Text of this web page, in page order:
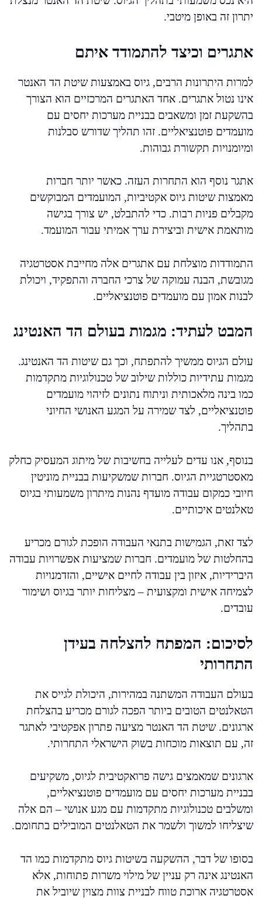
יתרון זה באופן מיטבי.
אתגרים וכיצד להתמודד איתם
למרות היתרונות הרבים, גיוס באמצעות שיטת הד האנטר
אינו נטול אתגרים. אחד האתגרים המרכזיים הוא הצורך
בהשקעת זמן ומשאבים בבניית מערכות יחסים עם
מועמדים פוטנציאליים. זהו תהליך שדורש סבלנות
ומיומנויות תקשורת גבוהות.
אתגר נוסף הוא התחרות העזה. כאשר יותר חברות
מאמצות שיטות גיוס אקטיביות, המועמדים המבוקשים
מקבלים פניות רבות. כדי להתבלט, יש צורך בגישה
מותאמת אישית וביצירת ערך אמיתי עבור המועמד.
התמודדות מוצלחת עם אתגרים אלה מחייבת אסטרטגיה
מגובשת, הבנה עמוקה של צרכי החברה והתפקיד, ויכולת
לבנות אמון עם מועמדים פוטנציאליים.
המבט לעתיד: מגמות בעולם הד האנטינג
עולם הגיוס ממשיך להתפתח, וכך גם שיטות הד האנטינג.
מגמות עתידיות כוללות שילוב של טכנולוגיות מתקדמות
כמו בינה מלאכותית וניתוח נתונים לזיהוי מועמדים
פוטנציאליים, לצד שמירה על המגע האנושי החיוני
בתהליך.
בנוסף, אנו עדים לעלייה בחשיבות של מיתוג המעסיק כחלק
מאסטרטגיית הגיוס. חברות שמשקיעות בבניית מוניטין
חיובי כמקום עבודה מועדף נהנות מיתרון משמעותי בגיוס
טאלנטים איכותיים.
לצד זאת, הגמישות בתנאי העבודה הופכת לגורם מכריע
בהחלטות של מועמדים. חברות שמציעות אפשרויות עבודה
היברידיות, איזון בין עבודה לחיים אישיים, והזדמנויות
לצמיחה אישית ומקצועית – מצליחות יותר בגיוס ושימור
עובדים.
לסיכום: המפתח להצלחה בעידן
התחרותי
בעולם העבודה המשתנה במהירות, היכולת לגייס את
הטאלנטים הטובים ביותר הפכה לגורם מכריע בהצלחת
ארגונים. שיטת הד האנטר מציעה פתרון אפקטיבי לאתגר
זה, עם תוצאות מוכחות בשוק הישראלי התחרותי.
ארגונים שמאמצים גישה פרואקטיבית לגיוס, משקיעים
בבניית מערכות יחסים עם מועמדים פוטנציאליים,
ומשלבים טכנולוגיות מתקדמות עם מגע אנושי – הם אלה
שיצליחו למשוך ולשמר את הטאלנטים המובילים בתחומם.
בסופו של דבר, ההשקעה בשיטות גיוס מתקדמות כמו הד
האנטינג אינה רק עניין של מילוי משרות פתוחות, אלא
אסטרטגיה ארוכת טווח לבניית צוות מצוין שיוביל את